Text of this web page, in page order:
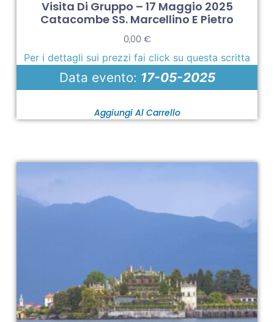
Visita Di Gruppo – 17 Maggio 2025
Catacombe SS. Marcellino E Pietro
0,00 €
Per i dettagli sui prezzi fai click su questa scritta
Data evento: 17-05-2025
Aggiungi Al Carrello